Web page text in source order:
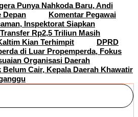
Punya Nahkoda Baru, Andi
Depan
Komentar Pegawai
Inspektorat Siapkan
Rp2,5 Triliun Masih
Kian Terhimpit
DPRD
di Luar Propemperda, Fokus
Organisasi Daerah
Cair, Kepala Daerah Khawatir